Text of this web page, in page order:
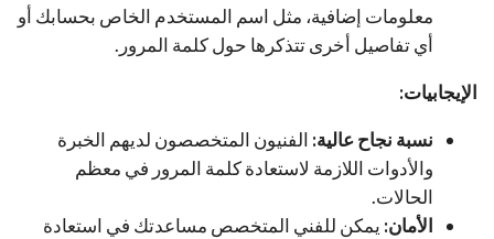
معلومات إضافية، مثل اسم المستخدم الخاص بحسابك أو
أي تفاصيل أخرى تتذكرها حول كلمة المرور.
الإيجابيات:
نسبة نجاح عالية: الفنيون المتخصصون لديهم الخبرة
والأدوات اللازمة لاستعادة كلمة المرور في معظم
الحالات.
الأمان: يمكن للفني المتخصص مساعدتك في استعادة